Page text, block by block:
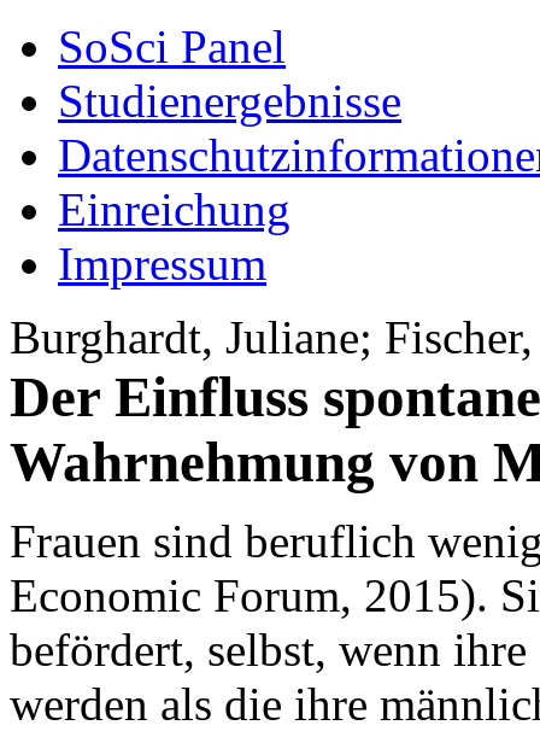
SoSci Panel
Studienergebnisse
Einreichung
Impressum
Burghardt, Juliane;
Der Einfluss
Wahrnehmung von
Frauen sind beruflich
Economic Forum, 2015).
befördert, selbst, wenn
werden als die ihre